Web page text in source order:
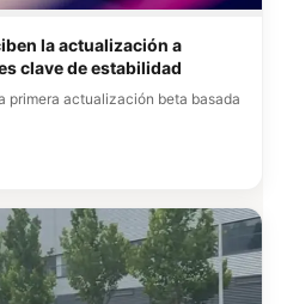
la actualización a
clave de estabilidad
primera actualización beta basada